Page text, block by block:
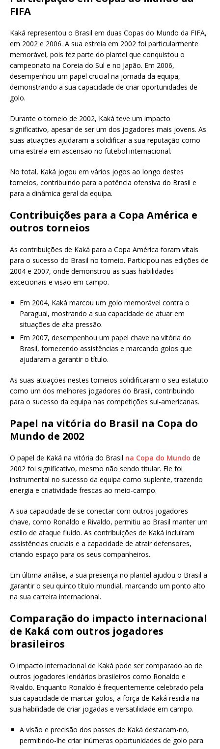
FIFA
Kaká representou o Brasil em duas Copas do Mundo da FIFA,
em 2002 e 2006. A sua estreia em 2002 foi particularmente
memorável, pois fez parte do plantel que conquistou o
campeonato na Coreia do Sul e no Japão. Em 2006,
desempenhou um papel crucial na jornada da equipa,
demonstrando a sua capacidade de criar oportunidades de
golo.
Durante o torneio de 2002, Kaká teve um impacto
significativo, apesar de ser um dos jogadores mais jovens. As
suas atuações ajudaram a solidificar a sua reputação como
uma estrela em ascensão no futebol internacional.
No total, Kaká jogou em vários jogos ao longo destes
torneios, contribuindo para a potência ofensiva do Brasil e
para a dinâmica geral da equipa.
Contribuições para a Copa América e
outros torneios
As contribuições de Kaká para a Copa América foram vitais
para o sucesso do Brasil no torneio. Participou nas edições de
2004 e 2007, onde demonstrou as suas habilidades
excecionais e visão em campo.
Em 2004, Kaká marcou um golo memorável contra o
Paraguai, mostrando a sua capacidade de atuar em
situações de alta pressão.
Em 2007, desempenhou um papel chave na vitória do
Brasil, fornecendo assistências e marcando golos que
ajudaram a garantir o título.
As suas atuações nestes torneios solidificaram o seu estatuto
como um dos melhores jogadores do Brasil, contribuindo
para o sucesso da equipa nas competições sul-americanas.
Papel na vitória do Brasil na Copa do
Mundo de 2002
O papel de Kaká na vitória do Brasil na Copa do Mundo de
2002 foi significativo, mesmo não sendo titular. Ele foi
instrumental no sucesso da equipa como suplente, trazendo
energia e criatividade frescas ao meio-campo.
A sua capacidade de se conectar com outros jogadores
chave, como Ronaldo e Rivaldo, permitiu ao Brasil manter um
estilo de ataque fluido. As contribuições de Kaká incluíram
assistências cruciais e a capacidade de atrair defensores,
criando espaço para os seus companheiros.
Em última análise, a sua presença no plantel ajudou o Brasil a
garantir o seu quinto título mundial, marcando um ponto alto
na sua carreira internacional.
Comparação do impacto internacional
de Kaká com outros jogadores
brasileiros
O impacto internacional de Kaká pode ser comparado ao de
outros jogadores lendários brasileiros como Ronaldo e
Rivaldo. Enquanto Ronaldo é frequentemente celebrado pela
sua capacidade de marcar golos, a força de Kaká residia na
sua habilidade de criar jogadas e versatilidade em campo.
A visão e precisão dos passes de Kaká destacam-no,
permitindo-lhe criar inúmeras oportunidades de golo para